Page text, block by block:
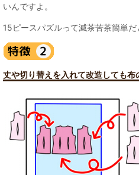
いんですよ。
15ピースパズルって滅茶苦茶簡単だ
丈や切り替えを入れて改造しても布